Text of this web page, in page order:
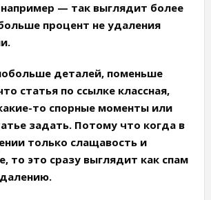
— так выглядит более
процент не удаления
деталей, поменьше
статья по ссылке классная,
то спорные моменты или
задать. Потому что когда в
только слащавость и
то это сразу выглядит как спам